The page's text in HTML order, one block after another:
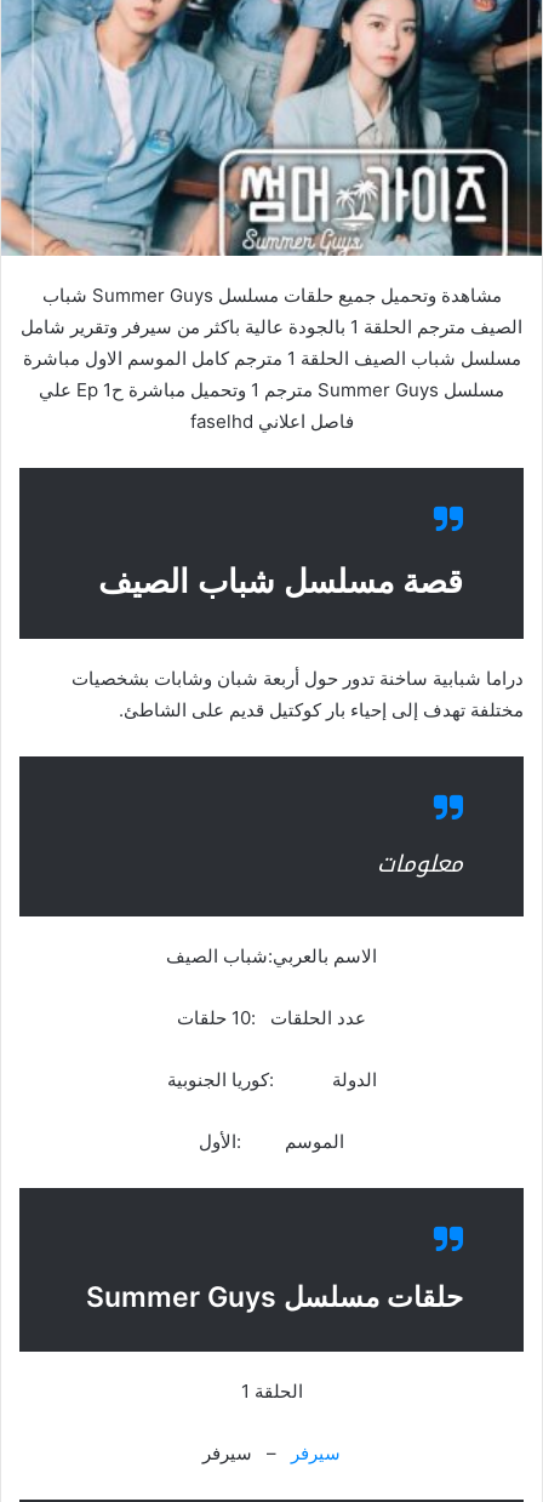
مشاهدة وتحميل جميع حلقات مسلسل Summer Guys شباب
الصيف مترجم الحلقة 1 بالجودة عالية باكثر من سيرفر وتقرير شامل
مسلسل شباب الصيف الحلقة 1 مترجم كامل الموسم الاول مباشرة
مسلسل Summer Guys مترجم 1 وتحميل مباشرة ح1 Ep علي
فاصل اعلاني faselhd
قصة مسلسل شباب الصيف
دراما شبابية ساخنة تدور حول أربعة شبان وشابات بشخصيات
مختلفة تهدف إلى إحياء بار كوكتيل قديم على الشاطئ.
معلومات
الاسم بالعربي:شباب الصيف
عدد الحلقات :10 حلقات
الدولة :كوريا الجنوبية
الموسم :الأول
حلقات مسلسل Summer Guys
الحلقة 1
سيرفر – سيرفر